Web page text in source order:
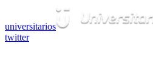
universitarios
twitter